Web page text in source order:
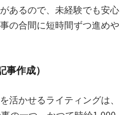
あるので、未経験でも安心
の合間に短時間ずつ進めや
作成）
活かせるライティングは、